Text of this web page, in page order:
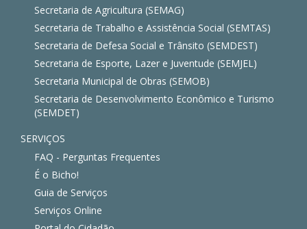
Secretaria de Agricultura (SEMAG)
Secretaria de Trabalho e Assistência Social (SEMTAS)
Secretaria de Defesa Social e Trânsito (SEMDEST)
Secretaria de Esporte, Lazer e Juventude (SEMJEL)
Secretaria Municipal de Obras (SEMOB)
Secretaria de Desenvolvimento Econômico e Turismo
(SEMDET)
SERVIÇOS
FAQ - Perguntas Frequentes
É o Bicho!
Guia de Serviços
Serviços Online